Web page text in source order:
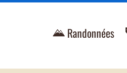
Randonnées